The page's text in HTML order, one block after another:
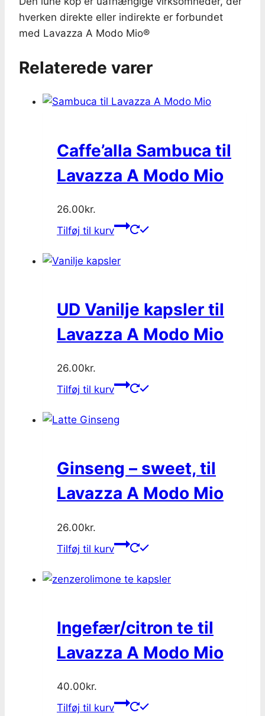
hverken direkte eller indirekte er forbundet
med Lavazza A Modo Mio®
Relaterede varer
Caffe’alla Sambuca til
Lavazza A Modo Mio
26.00kr.
Tilføj til kurv
UD Vanilje kapsler til
Lavazza A Modo Mio
26.00kr.
Tilføj til kurv
Ginseng – sweet, til
Lavazza A Modo Mio
26.00kr.
Tilføj til kurv
Ingefær/citron te til
Lavazza A Modo Mio
40.00kr.
Tilføj til kurv